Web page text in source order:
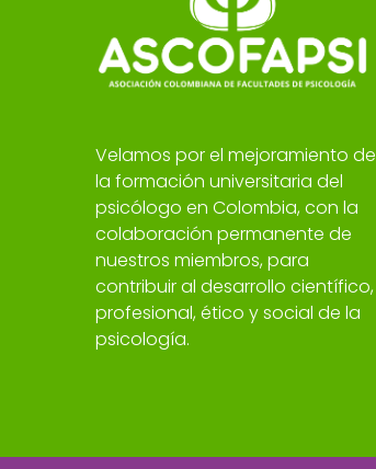
Velamos por el mejoramiento de
la formación universitaria del
psicólogo en Colombia, con la
colaboración permanente de
nuestros miembros, para
contribuir al desarrollo científico,
profesional, ético y social de la
psicología.